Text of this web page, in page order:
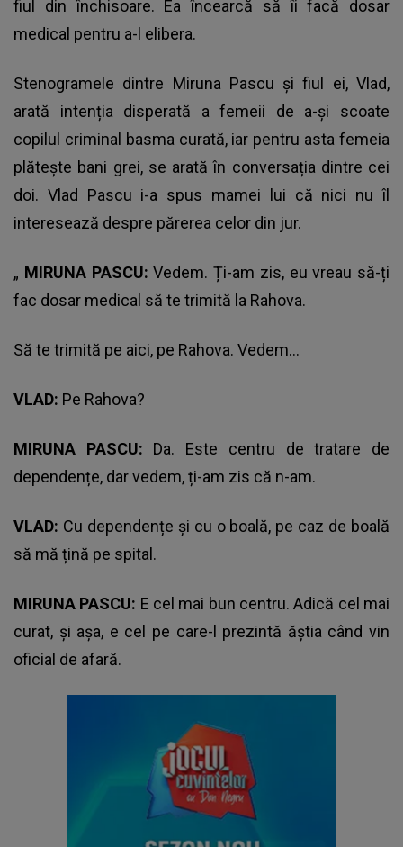
fiul din închisoare. Ea încearcă să îi facă dosar
medical pentru a-l elibera.
Stenogramele dintre Miruna Pascu și fiul ei, Vlad,
arată intenția disperată a femeii de a-și scoate
copilul criminal basma curată, iar pentru asta femeia
plătește bani grei, se arată în conversația dintre cei
doi. Vlad Pascu i-a spus mamei lui că nici nu îl
interesează despre părerea celor din jur.
„ MIRUNA PASCU:Vedem. Ți-am zis, eu vreau să-ți
fac dosar medical să te trimită la Rahova.
Să te trimită pe aici, pe Rahova. Vedem…
VLAD: Pe Rahova?
MIRUNA PASCU: Da. Este centru de tratare de
dependențe, dar vedem, ți-am zis că n-am.
VLAD: Cu dependențe și cu o boală, pe caz de boală
să mă țină pe spital.
MIRUNA PASCU: E cel mai bun centru. Adică cel mai
curat, și așa, e cel pe care-l prezintă ăștia când vin
oficial de afară.